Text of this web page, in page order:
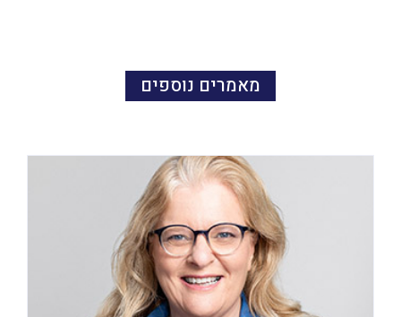
מאמרים נוספים